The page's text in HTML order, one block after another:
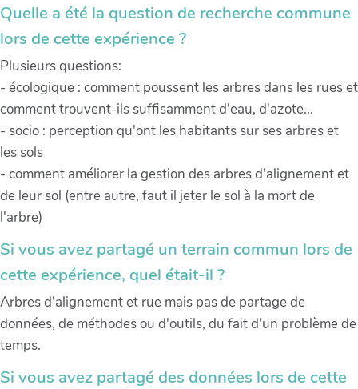
Quelle a été la question de recherche commune
lors de cette expérience ?
Plusieurs questions:
- écologique : comment poussent les arbres dans les rues et
comment trouvent-ils suffisamment d'eau, d'azote...
- socio : perception qu'ont les habitants sur ses arbres et
les sols
- comment améliorer la gestion des arbres d'alignement et
de leur sol (entre autre, faut il jeter le sol à la mort de
l'arbre)
Si vous avez partagé un terrain commun lors de
cette expérience, quel était-il ?
Arbres d'alignement et rue mais pas de partage de
données, de méthodes ou d'outils, du fait d'un problème de
temps.
Si vous avez partagé des données lors de cette